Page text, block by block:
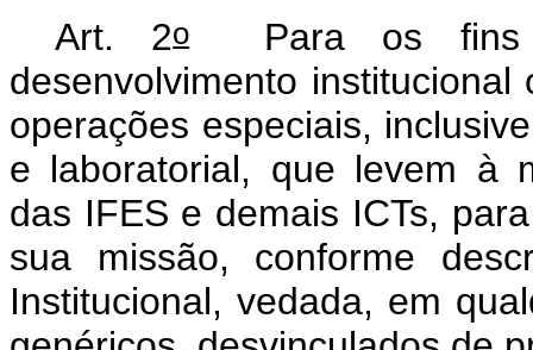
Art. 2oPara os fins
desenvolvimento
operações especiais,
e laboratorial, que levem à
das IFES e demais ICTs,
sua missão, conforme
Institucional, vedada, em